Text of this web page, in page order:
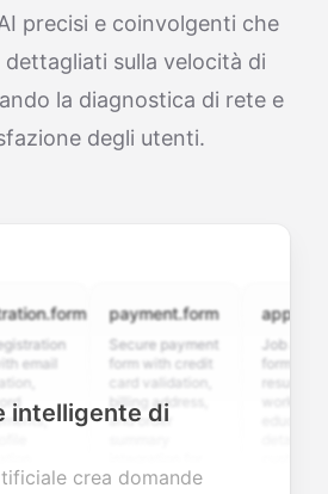
precisi e coinvolgenti che
sulla velocità di
la diagnostica di rete e
degli utenti.
payment.form
Secure payment
form with credit
card validation,
billing address,
and order
smooth e-
Job
form with
resume
intelligente di
crea domande